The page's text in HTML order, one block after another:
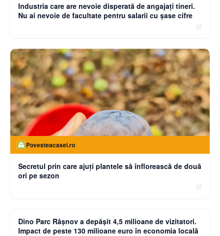
Industria care are nevoie disperată de angajaţi tineri.
Nu ai nevoie de facultate pentru salarii cu şase cifre
Povesteacasei.ro
Secretul prin care ajuți plantele să înflorească de două
ori pe sezon
Dino Parc Râșnov a depășit 4,5 milioane de vizitatori.
Impact de peste 130 milioane euro în economia locală